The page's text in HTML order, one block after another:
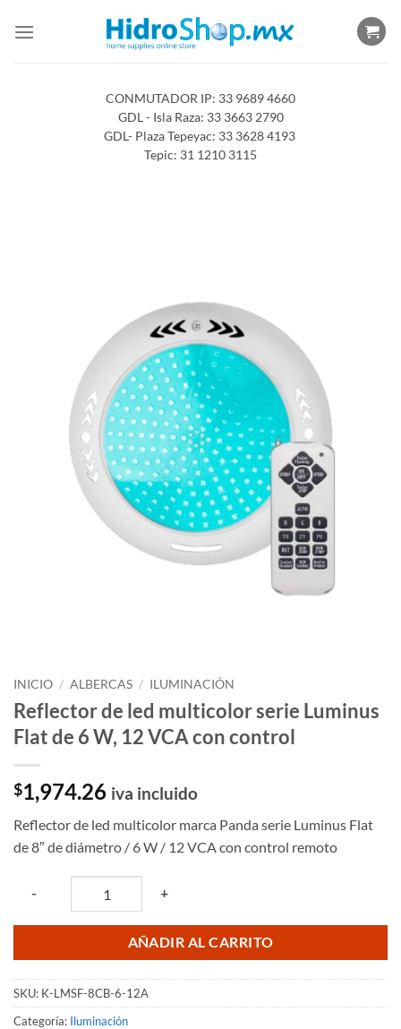
CONMUTADOR IP: 33 9689 4660
GDL - Isla Raza: 33 3663 2790
GDL- Plaza Tepeyac: 33 3628 4193
Tepic: 31 1210 3115
INICIO / ALBERCAS / ILUMINACIÓN
Reflector de led multicolor serie Luminus
Flat de 6 W, 12 VCA con control
$1,974.26 iva incluido
Reflector de led multicolor marca Panda serie Luminus Flat
de 8″ de diámetro / 6 W / 12 VCA con control remoto
- +
AÑADIR AL CARRITO
SKU: K-LMSF-8CB-6-12A
Categoría: Iluminación